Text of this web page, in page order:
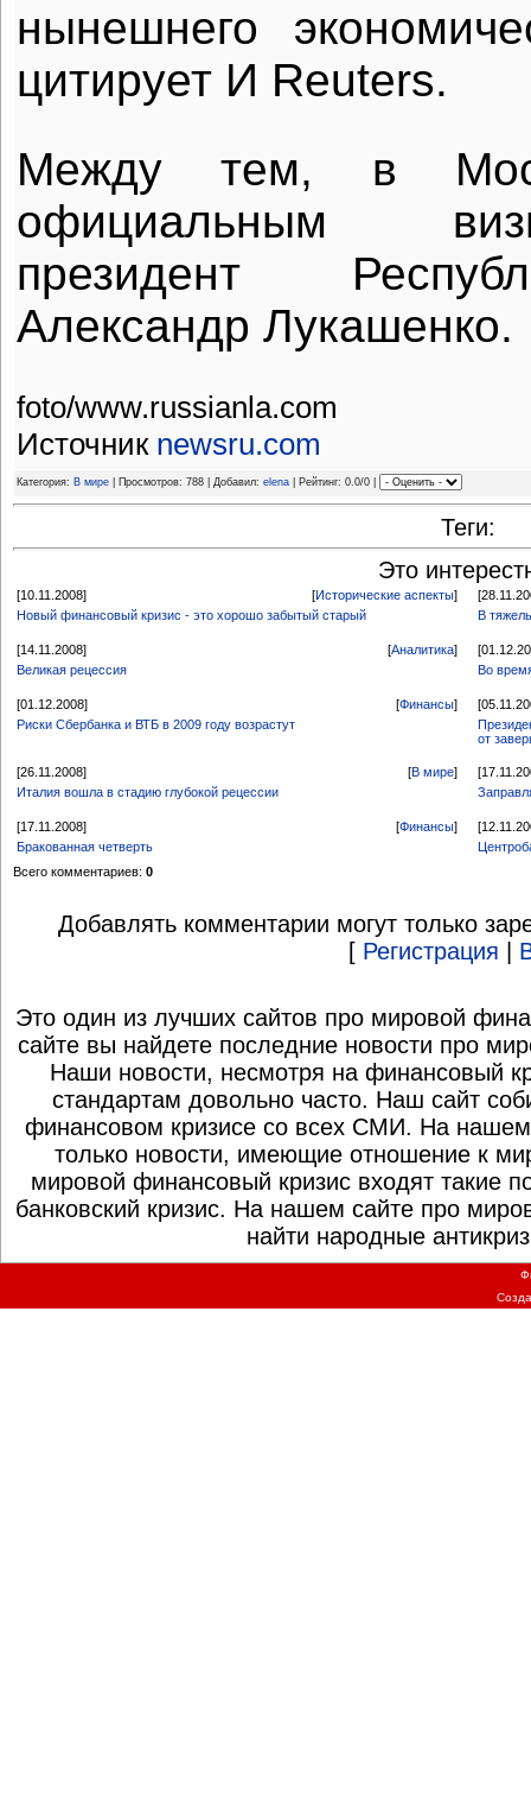
нынешнего
цитирует И Reuters.
Между тем, в
официальным
президент
Александр Лукашенко.
foto/www.russianla.com
Источник newsru.com
Категория: В мире | Просмотров: 788 | Добавил: elena | Рейтинг: 0.0/0 |
Теги:
Это
[10.11.2008] [Исторические аспекты]
Новый финансовый кризис - это хорошо забытый старый
В
[14.11.2008] [Аналитика]
Великая рецессия
Во
[01.12.2008] [Финансы]
Риски Сбербанка и ВТБ в 2009 году возрастут
от
[26.11.2008] [В мире]
Италия вошла в стадию глубокой рецессии
[17.11.2008] [Финансы]
Бракованная четверть
Всего комментариев: 0
Добавлять комментарии могут только
[ Регистрация
Это один из лучших сайтов про мировой
сайте вы найдете последние новости про
Наши новости, несмотря на финансовый
стандартам довольно часто. Наш сайт
финансовом кризисе со всех СМИ. На нашем
только новости, имеющие отношение к
мировой финансовый кризис входят такие
банковский кризис. На нашем сайте про
найти народные